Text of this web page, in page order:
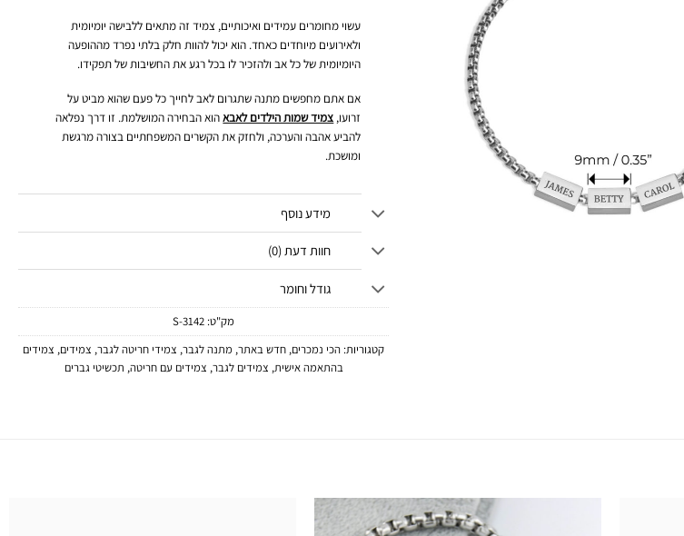
עשוי מחומרים עמידים ואיכותיים, צמיד זה מתאים ללבישה יומיומית
ולאירועים מיוחדים כאחד. הוא יכול להוות חלק בלתי נפרד מההופעה
היומיומית של כל אב ולהזכיר לו בכל רגע את החשיבות של תפקידו.
אם אתם מחפשים מתנה שתגרום לאב לחייך כל פעם שהוא מביט על
זרועו, צמיד שמות הילדים לאבאהוא הבחירה המושלמת. זו דרך נפלאה
להביע אהבה והערכה, ולחזק את הקשרים המשפחתיים בצורה מרגשת
ומושכת.
מידע נוסף
חוות דעת (0)
גודל וחומר
מק"ט: 3142-S
קטגוריות: הכי נמכרים, חדש באתר, מתנה לגבר, צמידי חריטה לגבר, צמידים, צמידים
בהתאמה אישית, צמידים לגבר, צמידים עם חריטה, תכשיטי גברים